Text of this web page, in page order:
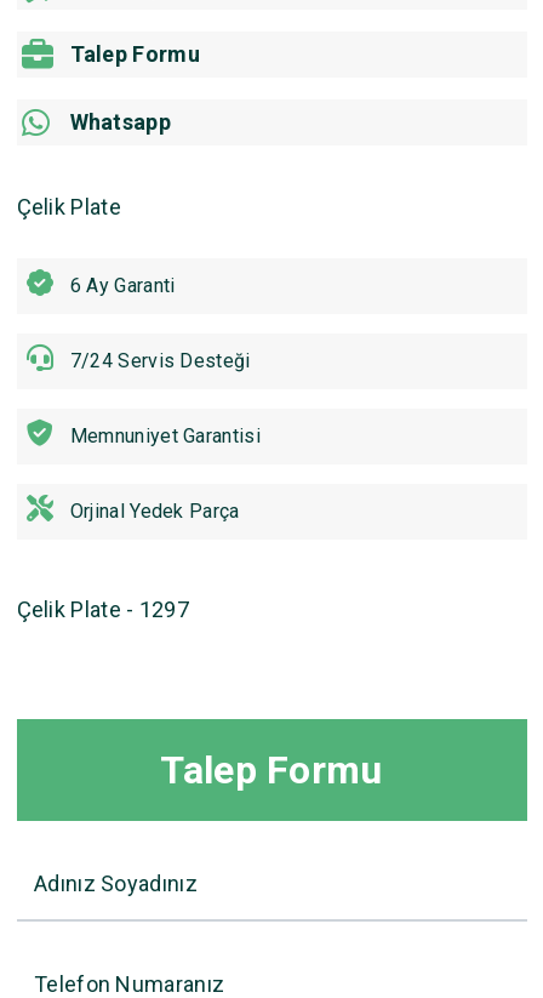
Talep Formu
Whatsapp
Çelik Plate
6 Ay Garanti
7/24 Servis Desteği
Memnuniyet Garantisi
Orjinal Yedek Parça
Çelik Plate - 1297
Talep Formu
Adınız Soyadınız
Telefon Numaranız